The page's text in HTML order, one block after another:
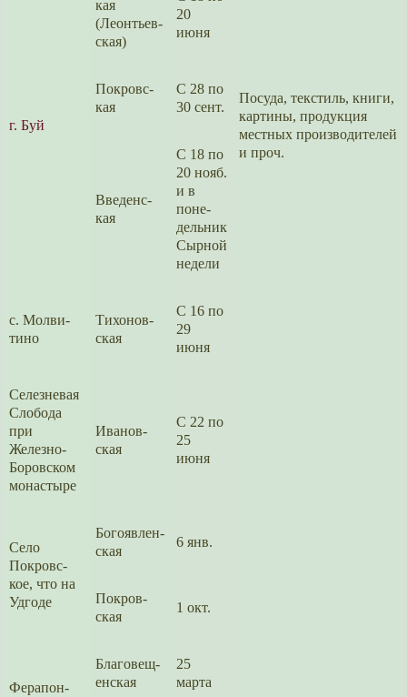
г. Буй
кая
(Леонтьев­
ская)
20
июня
Посуда, текстиль, книги,
картины, продук­ция
местных произво­ди­телей
и проч.
Покровс­
кая
С 28 по
30 сент.
Введенс­
кая
С 18 по
20 нояб.
и в
поне­
дель­ник
Сырной
недели
с. Молви­
ти­но
Тихонов­
ская
С 16 по
29
июня
Селез­не­вая
Слобода
при
Железно-
Боровс­ком
монасты­ре
Иванов­
ская
С 22 по
25
июня
Село
Покровс­
кое, что на
Удгоде
Богоявлен­
ская
6 янв.
Покров­
ская
1 окт.
Ферапон­
Благовещ­
ен­ская
25
марта